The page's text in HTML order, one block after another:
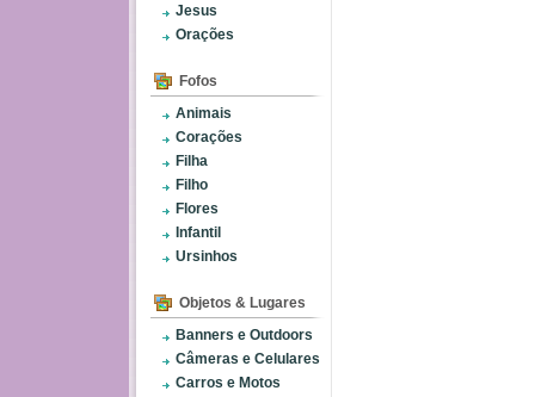
Jesus
Orações
Fofos
Animais
Corações
Filha
Filho
Flores
Infantil
Ursinhos
Objetos & Lugares
Banners e Outdoors
Câmeras e Celulares
Carros e Motos